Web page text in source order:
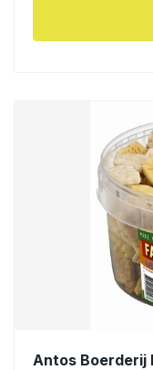
Antos Boerderij